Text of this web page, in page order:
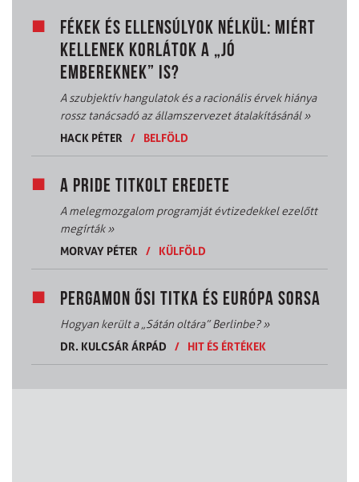
FÉKEK ÉS ELLENSÚLYOK NÉLKÜL: MIÉRT
KELLENEK KORLÁTOK A „JÓ
EMBEREKNEK” IS?
A szubjektív hangulatok és a racionális érvek hiánya
rossz tanácsadó az államszervezet átalakításánál»
HACK PÉTER
/ BELFÖLD
A PRIDE TITKOLT EREDETE
A melegmozgalom programját évtizedekkel ezelőtt
megírták»
MORVAY PÉTER
/ KÜLFÖLD
PERGAMON ŐSI TITKA ÉS EURÓPA SORSA
Hogyan került a „Sátán oltára” Berlinbe?»
DR. KULCSÁR ÁRPÁD
/ HIT ÉS ÉRTÉKEK